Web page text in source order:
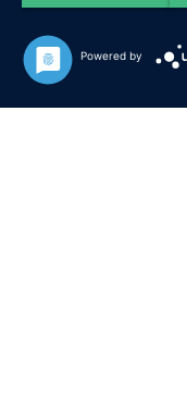
Powered by